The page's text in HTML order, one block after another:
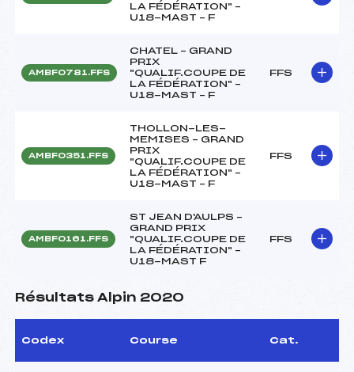
LA FÉDÉRATION" –
U18-MAST – F
AMBF0781.FFS
CHATEL – GRAND
PRIX
"QUALIF.COUPE DE
LA FÉDÉRATION" –
U18-MAST – F
FFS
AMBF0351.FFS
THOLLON-LES-
MEMISES – GRAND
PRIX
"QUALIF.COUPE DE
LA FÉDÉRATION" –
U18-MAST – F
FFS
AMBF0161.FFS
ST JEAN D'AULPS –
GRAND PRIX
"QUALIF.COUPE DE
LA FÉDÉRATION" –
U18-MAST F
FFS
Résultats Alpin 2020
Codex Course Cat.